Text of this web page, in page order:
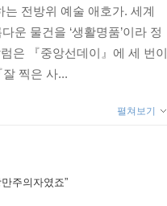
전방위 예술 애호가. 세계
운 물건을 ‘생활명품’이라 정
은 『중앙선데이』에 세 번이
찍은 사...
펼쳐보기
주의자였죠”